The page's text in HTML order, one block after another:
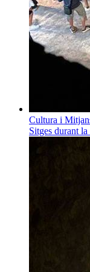
Cultura i
Sitges durant